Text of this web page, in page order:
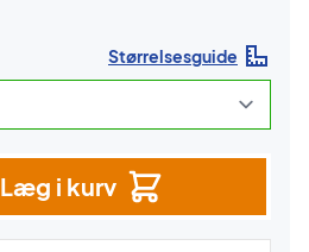
Størrelsesguide
Læg i kurv